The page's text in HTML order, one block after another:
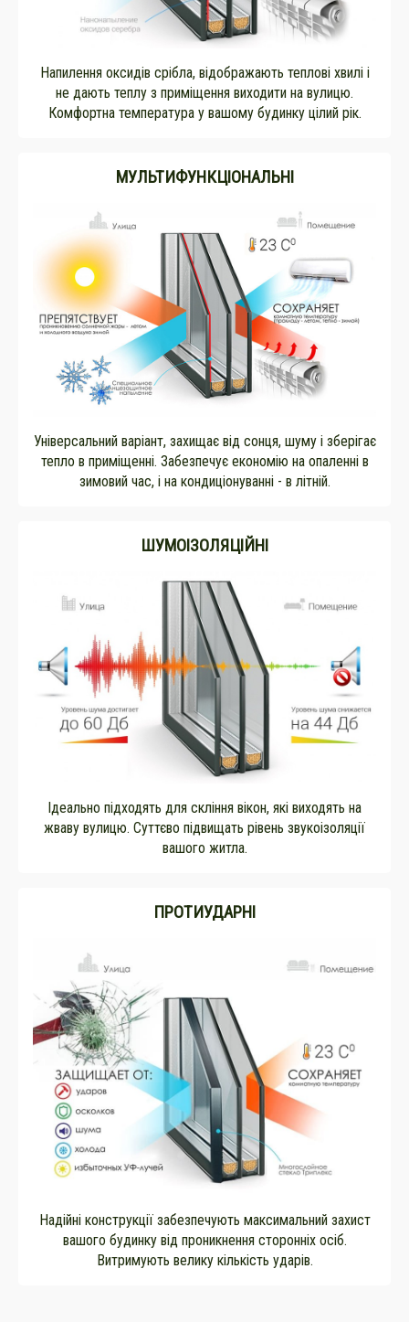
Напилення оксидів срібла, відображають теплові хвилі і
не дають теплу з приміщення виходити на вулицю.
Комфортна температура у вашому будинку цілий рік.
МУЛЬТИФУНКЦІОНАЛЬНІ
Універсальний варіант, захищає від сонця, шуму і зберігає
тепло в приміщенні. Забезпечує економію на опаленні в
зимовий час, і на кондиціонуванні - в літній.
ШУМОІЗОЛЯЦІЙНІ
Ідеально підходять для скління вікон, які виходять на
жваву вулицю. Суттєво підвищать рівень звукоізоляції
вашого житла.
ПРОТИУДАРНІ
Надійні конструкції забезпечують максимальний захист
вашого будинку від проникнення сторонніх осіб.
Витримують велику кількість ударів.